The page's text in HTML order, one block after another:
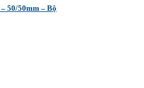
50/50mm – Bộ